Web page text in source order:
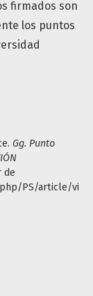
Gg. Punto
de
PS/article/vi
firmados son
los puntos